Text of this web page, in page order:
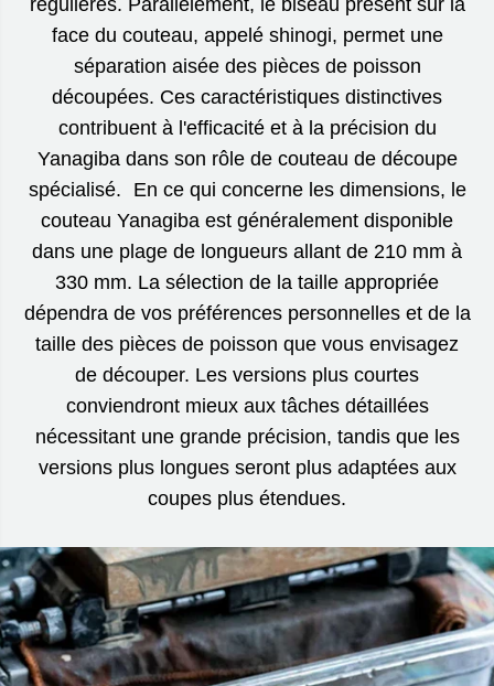
régulières. Parallèlement, le biseau présent sur la
face du couteau, appelé shinogi, permet une
séparation aisée des pièces de poisson
découpées. Ces caractéristiques distinctives
contribuent à l'efficacité et à la précision du
Yanagiba dans son rôle de couteau de découpe
spécialisé. En ce qui concerne les dimensions, le
couteau Yanagiba est généralement disponible
dans une plage de longueurs allant de 210 mm à
330 mm. La sélection de la taille appropriée
dépendra de vos préférences personnelles et de la
taille des pièces de poisson que vous envisagez
de découper. Les versions plus courtes
conviendront mieux aux tâches détaillées
nécessitant une grande précision, tandis que les
versions plus longues seront plus adaptées aux
coupes plus étendues.